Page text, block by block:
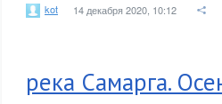
kot 14 декабря 2020, 10:12
река Самарга.